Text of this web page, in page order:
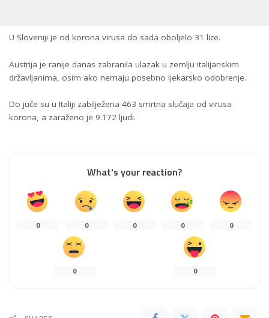
U Sloveniji je od korona virusa do sada oboljelo 31 lice.
Austrija je ranije danas zabranila ulazak u zemlju italijanskim
državljanima, osim ako nemaju posebno ljekarsko odobrenje.
Do juče su u Italiji zabilježena 463 smrtna slučaja od virusa
korona, a zaraženo je 9.172 ljudi.
What's your reaction?
0 0 0 0 0
0 0